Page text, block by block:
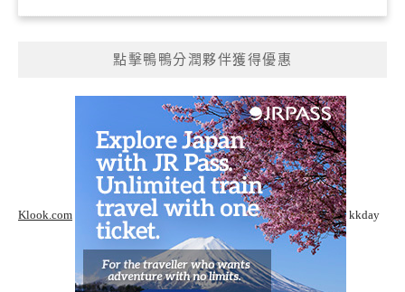
點擊鴨鴨分潤夥伴獲得優惠
Klook.com kkday